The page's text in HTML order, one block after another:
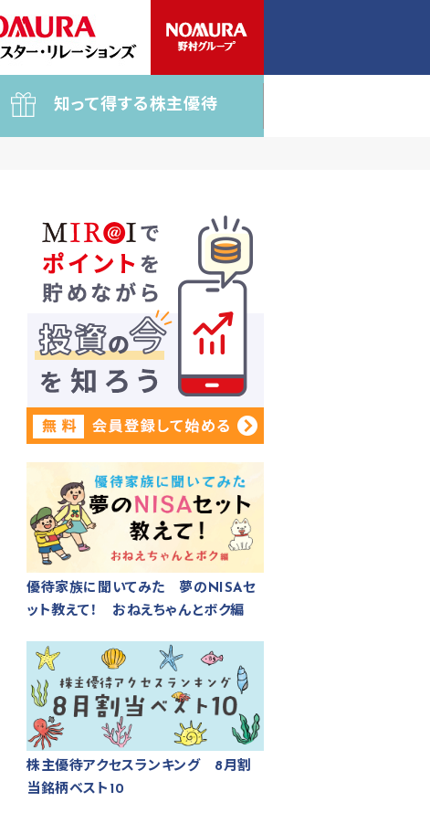
知って得する株主優待
優待家族に聞いてみた 夢のNISAセ
ット教えて！ おねえちゃんとボク編
株主優待アクセスランキング 8月割
当銘柄ベスト10